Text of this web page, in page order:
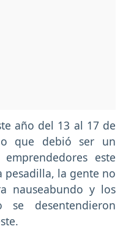
año del 13 al 17 de
que debió ser un
este
pesadilla, la gente no
nauseabundo y los
se desentendieron